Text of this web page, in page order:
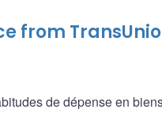
from
de dépense en